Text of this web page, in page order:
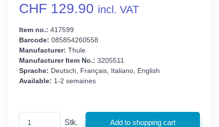
CHF 129.90 incl. VAT
Item no.: 417599
Barcode: 085854260558
Manufacturer: Thule
Manufacturer Item No.: 3205511
Sprache: Deutsch, Français, Italiano, English
Available: 1-2 semaines
Stk.